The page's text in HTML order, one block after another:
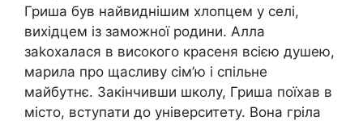
Гриша був найвиднішим хлопцем у селі,
вихідцем із заможної родини. Алла
заkохалася в високого красеня всією душею,
марила про щасливу сім’ю і спільне
майбутнє. Закінчивши школу, Гриша поїхав в
місто, вступати до університету. Вона гріла